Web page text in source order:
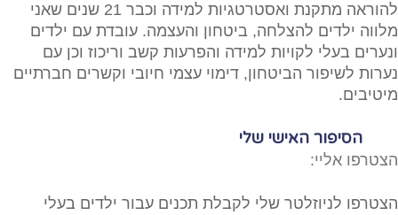
להוראה מתקנת ואסטרטגיות למידה וכבר 21 שנים שאני
מלווה ילדים להצלחה, ביטחון והעצמה. עובדת עם ילדים
ונערים בעלי לקויות למידה והפרעות קשב וריכוז וכן עם
נערות לשיפור הביטחון, דימוי עצמי חיובי וקשרים חברתיים
מיטיבים.
הסיפור האישי שלי
הצטרפו אליי:
הצטרפו לניוזלטר שלי לקבלת תכנים עבור ילדים בעלי